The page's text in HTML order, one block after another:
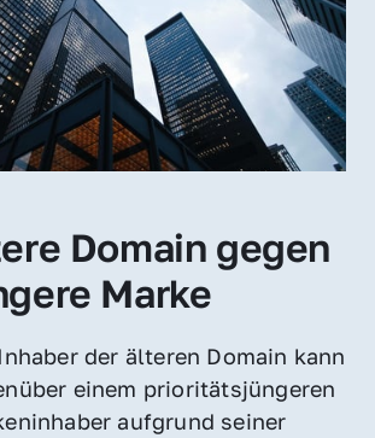
Domain gegen
Marke
der älteren Domain kann
einem prioritätsjüngeren
aufgrund seiner